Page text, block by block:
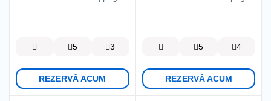
5 3
REZERVĂ ACUM
5 4
REZERVĂ ACUM